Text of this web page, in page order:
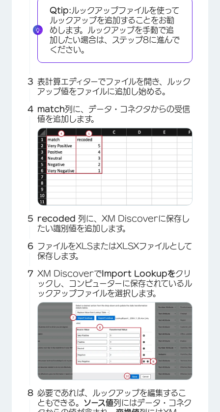
Qtip: ルックアップファイルを使って
ルックアップを追加することをお勧
めします。ルックアップを手動で追
加したい場合は、ステップ8に進んで
ください。
表計算エディターでファイルを開き、ルック
アップ値をファイルに追加し始める。
match列に、データ・コネクタからの受信
値を追加します。
recoded 列に、XM Discoverに保存し
たい識別値を追加します。
ファイルをXLSまたはXLSXファイルとして
保存します。
XM Discoverで Import Lookupをクリ
ックし、コンピューターに保存されているル
ックアップファイルを選択します。
必要であれば、ルックアップを編集するこ
ともできる。 ソース値列にはデータ・コネク